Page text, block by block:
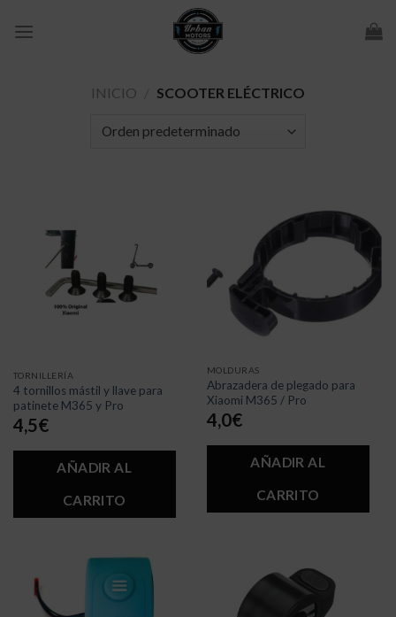
INICIO SCOOTER ELÉCTRICO
TORNILLERÍA
4 tornillos mástil y llave para
patinete M365 y Pro
4,5€
AÑADIR AL
CARRITO
MOLDURAS
Abrazadera de plegado para
Xiaomi M365 / Pro
4,0€
AÑADIR AL
CARRITO